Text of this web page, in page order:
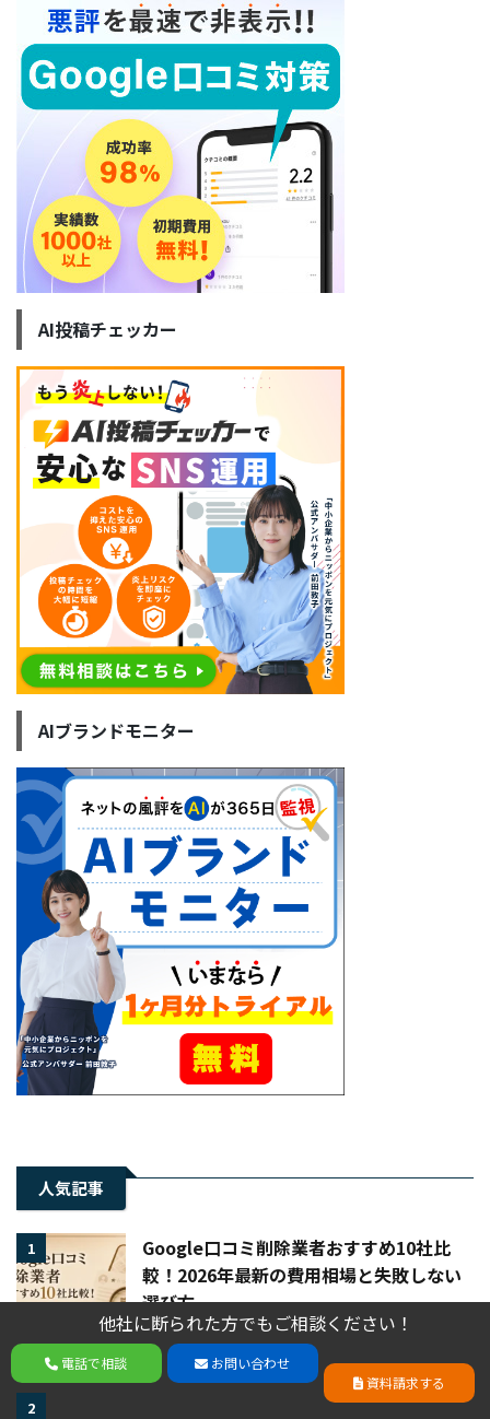
他社に断られた方でもご相談ください！
電話で相談 お問い合わせ 資料請求する
AI投稿チェッカー
AIブランドモニター
人気記事
1
Google口コミ削除業者おすすめ10社比
較！2026年最新の費用相場と失敗しない
選び方
2 サジェスト対策を個人で行うやり方、メ
他社に断られた方でもご相談ください！
電話で相談
お問い合わせ
資料請求する